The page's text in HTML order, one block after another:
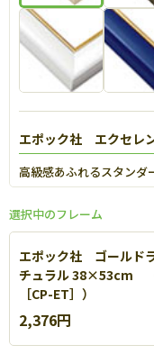
エポック社 エクセレ
高級感あふれるスタンダ
選択中のフレーム
エポック社 ゴールド
チュラル 38×53cm
［CP-ET］）
2,376円